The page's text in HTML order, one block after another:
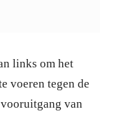
links om het
voeren tegen de
van